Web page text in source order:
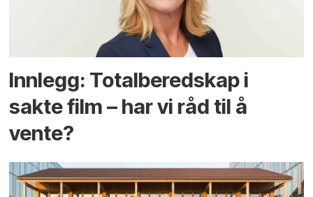
Innlegg: Totalberedskap i
sakte film – har vi råd til å
vente?